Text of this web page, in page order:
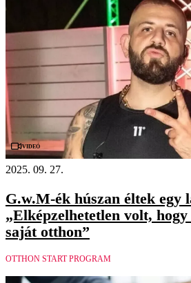
Videó
2025. 09. 27.
G.w.M-ék húszan éltek egy
„Elképzelhetetlen volt,
saját otthon”
OTTHON START PROGRAM